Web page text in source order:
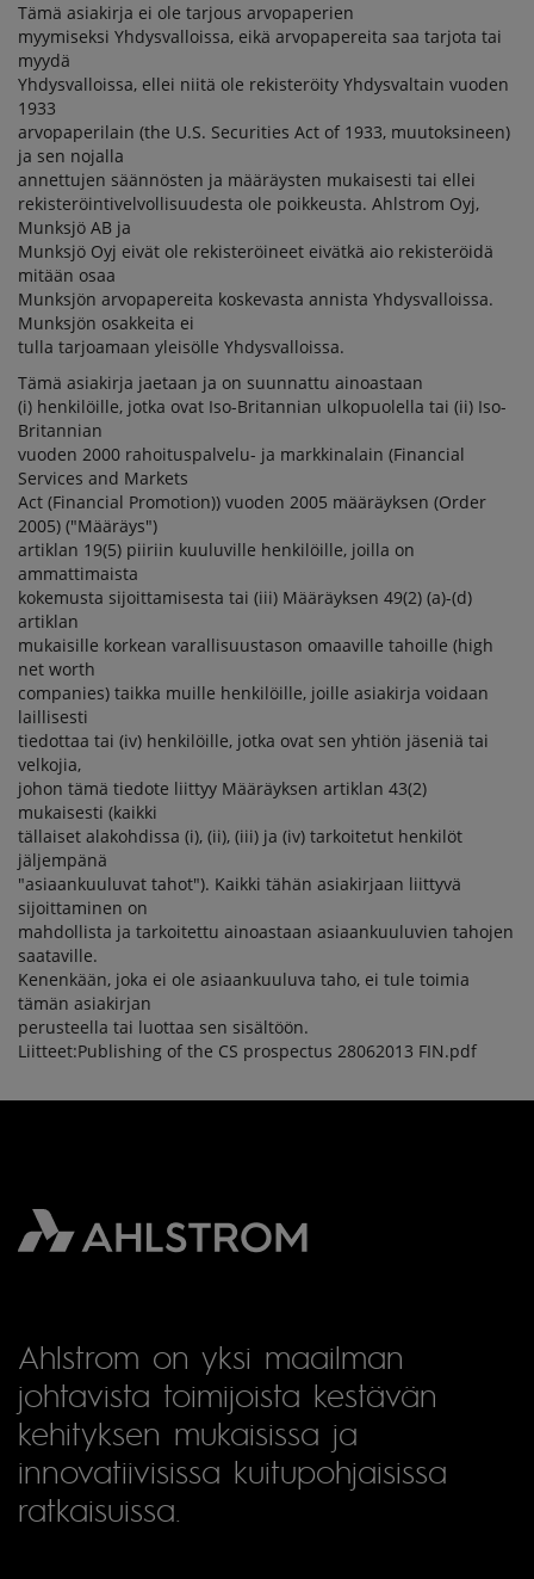
Tämä asiakirja ei ole tarjous arvopaperien
myymiseksi Yhdysvalloissa, eikä arvopapereita saa tarjota tai
myydä
Yhdysvalloissa, ellei niitä ole rekisteröity Yhdysvaltain vuoden
1933
arvopaperilain (the U.S. Securities Act of 1933, muutoksineen)
ja sen nojalla
annettujen säännösten ja määräysten mukaisesti tai ellei
rekisteröintivelvollisuudesta ole poikkeusta. Ahlstrom Oyj,
Munksjö AB ja
Munksjö Oyj eivät ole rekisteröineet eivätkä aio rekisteröidä
mitään osaa
Munksjön arvopapereita koskevasta annista Yhdysvalloissa.
Munksjön osakkeita ei
tulla tarjoamaan yleisölle Yhdysvalloissa.
Tämä asiakirja jaetaan ja on suunnattu ainoastaan
(i) henkilöille, jotka ovat Iso-Britannian ulkopuolella tai (ii) Iso-
Britannian
vuoden 2000 rahoituspalvelu- ja markkinalain (Financial
Services and Markets
Act (Financial Promotion)) vuoden 2005 määräyksen (Order
2005) ("Määräys")
artiklan 19(5) piiriin kuuluville henkilöille, joilla on
ammattimaista
kokemusta sijoittamisesta tai (iii) Määräyksen 49(2) (a)-(d)
artiklan
mukaisille korkean varallisuustason omaaville tahoille (high
net worth
companies) taikka muille henkilöille, joille asiakirja voidaan
laillisesti
tiedottaa tai (iv) henkilöille, jotka ovat sen yhtiön jäseniä tai
velkojia,
johon tämä tiedote liittyy Määräyksen artiklan 43(2)
mukaisesti (kaikki
tällaiset alakohdissa (i), (ii), (iii) ja (iv) tarkoitetut henkilöt
jäljempänä
"asiaankuuluvat tahot"). Kaikki tähän asiakirjaan liittyvä
sijoittaminen on
mahdollista ja tarkoitettu ainoastaan asiaankuuluvien tahojen
saataville.
Kenenkään, joka ei ole asiaankuuluva taho, ei tule toimia
tämän asiakirjan
perusteella tai luottaa sen sisältöön.
Liitteet:Publishing of the CS prospectus 28062013 FIN.pdf
Ahlstrom on yksi maailman
johtavista toimijoista kestävän
kehityksen mukaisissa ja
innovatiivisissa kuitupohjaisissa
ratkaisuissa.